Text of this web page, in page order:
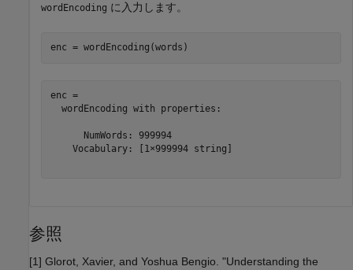
wordEncoding に入力します。
enc = wordEncoding(words)
enc =
  wordEncoding with properties:
      NumWords: 999994
    Vocabulary: [1×999994 string]
参照
[1] Glorot, Xavier, and Yoshua Bengio. "Understanding the